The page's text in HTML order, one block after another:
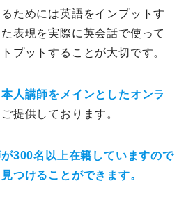
ためには英語をインプットす
表現を実際に英会話で使って
プットすることが大切です。
本人講師をメインとしたオンラ
ご提供しております。
300名以上在籍していますので
つけることができます。